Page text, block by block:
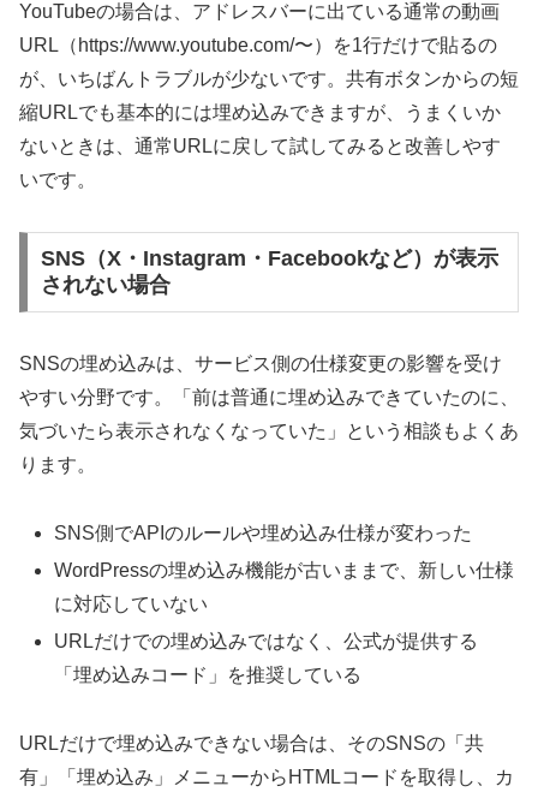
YouTubeの場合は、アドレスバーに出ている通常の動画
URL（https://www.youtube.com/〜）を1行だけで貼るの
が、いちばんトラブルが少ないです。共有ボタンからの短
縮URLでも基本的には埋め込みできますが、うまくいか
ないときは、通常URLに戻して試してみると改善しやす
いです。
SNS（X・Instagram・Facebookなど）が表示
されない場合
SNSの埋め込みは、サービス側の仕様変更の影響を受け
やすい分野です。「前は普通に埋め込みできていたのに、
気づいたら表示されなくなっていた」という相談もよくあ
ります。
SNS側でAPIのルールや埋め込み仕様が変わった
WordPressの埋め込み機能が古いままで、新しい仕様
に対応していない
URLだけでの埋め込みではなく、公式が提供する
「埋め込みコード」を推奨している
URLだけで埋め込みできない場合は、そのSNSの「共
有」「埋め込み」メニューからHTMLコードを取得し、カ